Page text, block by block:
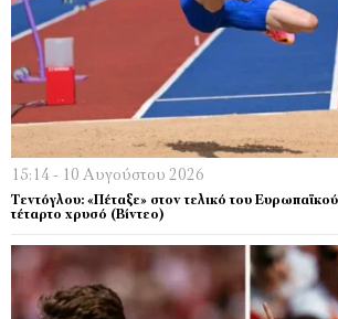
15:14 - 10 Αυγούστου 2026
Τεντόγλου: «Πέταξε» στον τελικό του
τέταρτο χρυσό (Βίντεο)